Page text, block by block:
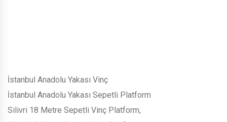
İstanbul Anadolu Yakası Vinç
İstanbul Anadolu Yakası Sepetli Platform
Silivri 18 Metre Sepetli Vinç Platform,